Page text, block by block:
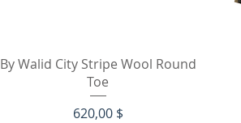
Schnellansicht
By Walid City Stripe Wool Round
Toe
Preis
620,00 $